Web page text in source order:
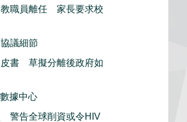
教職員離任 家長要求校
議細節
皮書 草擬分離後政府如
據中心
警告全球削資或令HIV